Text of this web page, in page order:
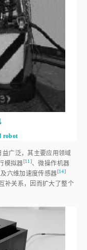
robot
广泛，其主要应用领域
模拟器[11]、微操作机器
六维加速度传感器[14]
补关系，因而扩大了整个